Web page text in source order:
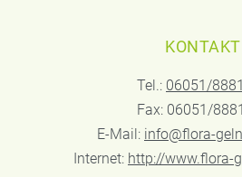
KONTAKT
Tel.: 06051/
Fax: 06051/
E-Mail: info@flora-
Internet: http://www.flora-